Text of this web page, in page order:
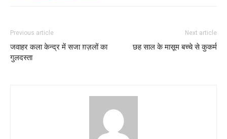
Previous article
जवाहर कला केन्द्र में सजा ग़ज़लों का
गुलदस्ता
Next article
छह साल के मासूम बच्चे से कुकर्म